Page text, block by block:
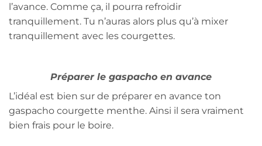
l’avance. Comme ça, il pourra refroidir
tranquillement. Tu n’auras alors plus qu’à mixer
tranquillement avec les courgettes.
Préparer le gaspacho en avance
L’idéal est bien sur de préparer en avance ton
gaspacho courgette menthe. Ainsi il sera vraiment
bien frais pour le boire.